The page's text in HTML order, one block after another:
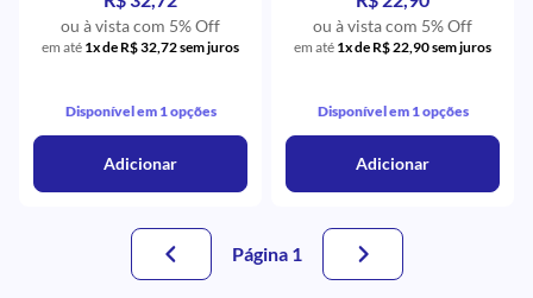
ou à vista com 5% Off
em até 1x de R$ 32,72 sem juros
Disponível em 1 opções
Adicionar
ou à vista com 5% Off
em até 1x de R$ 22,90 sem juros
Disponível em 1 opções
Adicionar
Página 1